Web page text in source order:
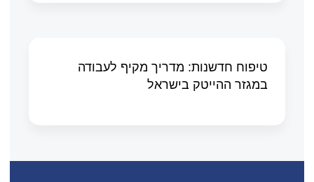
טיפוח חדשנות: מדריך מקיף לעבודה
במגזר ההייטק בישראל